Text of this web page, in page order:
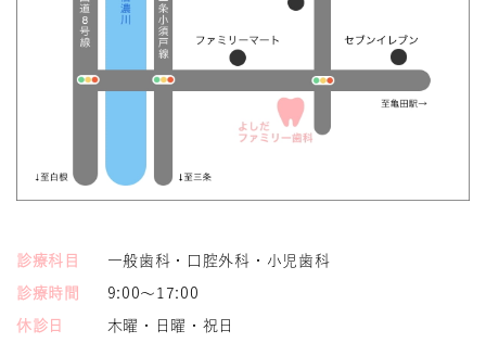
診療科目 一般歯科・口腔外科・小児歯科
診療時間 9:00～17:00
休診日 木曜・日曜・祝日